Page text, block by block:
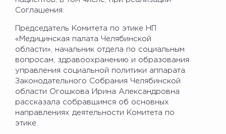
Соглашения.
Председатель Комитета по этике НП
«Медицинская палата Челябинской
области», начальник отдела по социальным
вопросам, здравоохранению и образования
управления социальной политики аппарата
Законодательного Собрания Челябинской
области Огошкова Ирина Александровна
рассказала собравшимся об основных
направлениях деятельности Комитета по
этике.